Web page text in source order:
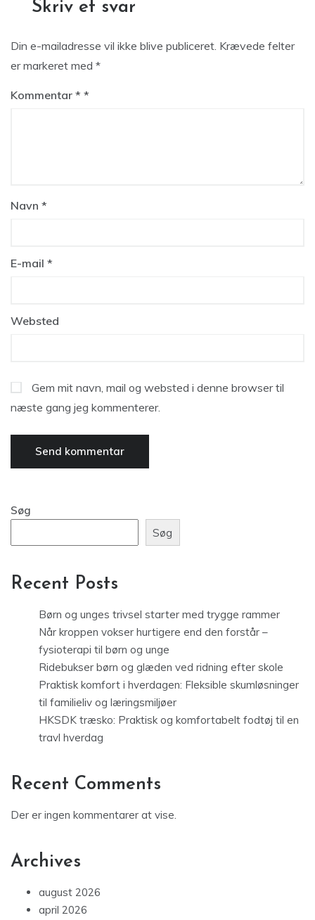
Skriv et svar
Din e-mailadresse vil ikke blive publiceret. Krævede felter
er markeret med *
Kommentar *
Navn *
E-mail *
Websted
Gem mit navn, mail og websted i denne browser til
næste gang jeg kommenterer.
Søg
Søg
Recent Posts
Børn og unges trivsel starter med trygge rammer
Når kroppen vokser hurtigere end den forstår –
fysioterapi til børn og unge
Ridebukser børn og glæden ved ridning efter skole
Praktisk komfort i hverdagen: Fleksible skumløsninger
til familieliv og læringsmiljøer
HKSDK træsko: Praktisk og komfortabelt fodtøj til en
travl hverdag
Recent Comments
Der er ingen kommentarer at vise.
Archives
august 2026
april 2026